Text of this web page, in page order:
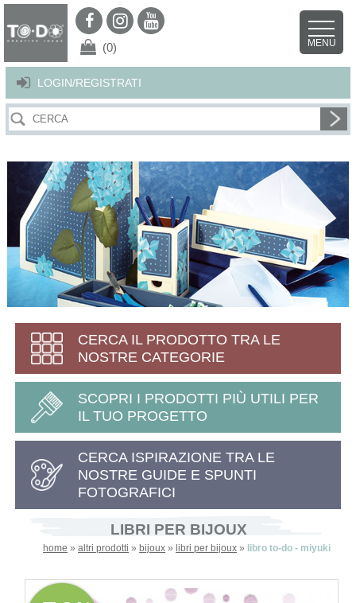
Per offrirti il miglior servizio possibile questo sito utilizza i cookies.
Continuando la navigazione nel sito autorizzi l’uso dei cookies. Per ulteriori
LOGIN/REGISTRATI
(0) MENU
CERCA IL PRODOTTO TRA LE
NOSTRE CATEGORIE
SCOPRI I PRODOTTI PIÙ UTILI PER
IL TUO PROGETTO
CERCA ISPIRAZIONE TRA LE
NOSTRE GUIDE E SPUNTI
FOTOGRAFICI
LIBRI PER BIJOUX
home »altri prodotti »bijoux »libri per bijoux » libro to-do - miyuki